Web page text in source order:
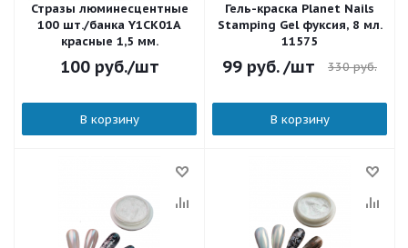
Стразы люминесцентные
100 шт./банка Y1CK01A
красные 1,5 мм.
100руб./шт
В корзину
Гель-краска Planet Nails
Stamping Gel фуксия, 8 мл.
11575
99 руб. /шт 330руб.
В корзину